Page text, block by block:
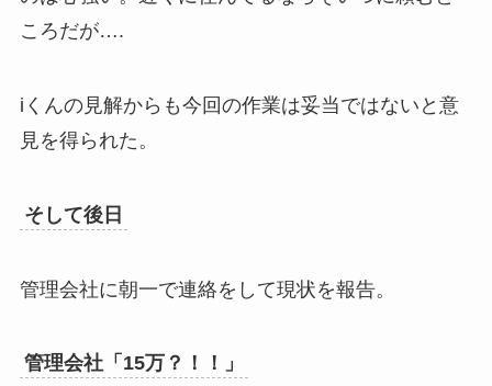
ころだが….
iくんの見解からも今回の作業は妥当ではないと意
見を得られた。
そして後日
管理会社に朝一で連絡をして現状を報告。
管理会社「15万？！！」